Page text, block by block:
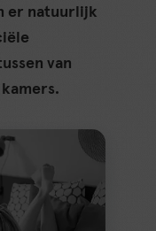
er natuurlijk
van